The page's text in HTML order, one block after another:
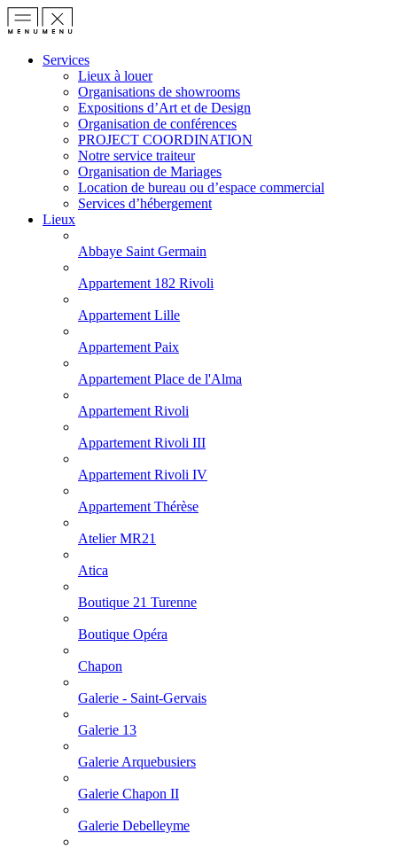
Services
Lieux à louer
Organisations de showrooms
Expositions d’Art et de Design
Organisation de conférences
PROJECT COORDINATION
Notre service traiteur
Organisation de Mariages
Location de bureau ou d’espace commercial
Services d’hébergement
Lieux
Abbaye Saint Germain
Appartement 182 Rivoli
Appartement Lille
Appartement Paix
Appartement Place de l'Alma
Appartement Rivoli
Appartement Rivoli III
Appartement Rivoli IV
Appartement Thérèse
Atelier MR21
Atica
Boutique 21 Turenne
Boutique Opéra
Chapon
Galerie - Saint-Gervais
Galerie 13
Galerie Arquebusiers
Galerie Chapon II
Galerie Debelleyme